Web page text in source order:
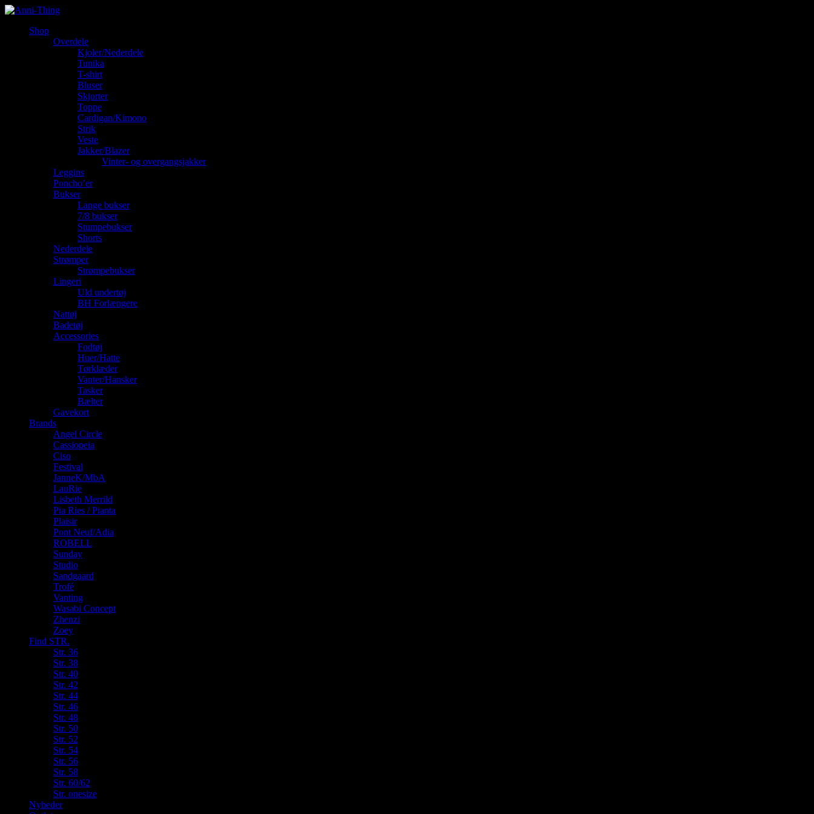
Shop
Overdele
Kjoler/Nederdele
Tunika
T-shirt
Bluser
Skjorter
Toppe
Cardigan/Kimono
Strik
Veste
Jakker/Blazer
Vinter- og overgangsjakker
Leggins
Poncho’er
Bukser
Lange bukser
7/8 bukser
Stumpebukser
Shorts
Nederdele
Strømper
Strømpebukser
Lingeri
Uld undertøj
BH Forlængere
Nattøj
Badetøj
Accessories
Fodtøj
Huer/Hatte
Tørklæder
Vanter/Hansker
Tasker
Bælter
Gavekort
Brands
Angel Circle
Cassiopeia
Ciso
Festival
JanneK/MbA
LauRie
Lisbeth Merrild
Pia Ries / Pianta
Plaisir
Pont Neuf/Adia
ROBELL
Sunday
Studio
Sandgaard
Trofé
Vanting
Wasabi Concept
Zhenzi
Zoey
Find STR.
Str. 36
Str. 38
Str. 40
Str. 42
Str. 44
Str. 46
Str. 48
Str. 50
Str. 52
Str. 54
Str. 56
Str. 58
Str. 60/62
Str. onesize
Nyheder